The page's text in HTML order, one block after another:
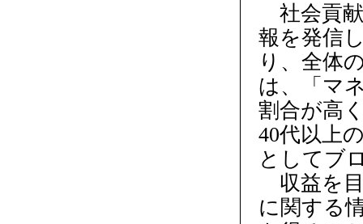
社会貢
報を発信
り、全体
は、「マ
割合が高
40代以上
としてブ
収益を
に関する